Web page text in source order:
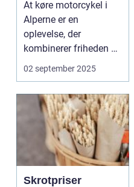
At køre motorcykel i
Alperne er en
oplevelse, der
kombinerer friheden på
to hjul med no...
02 september 2025
Skrotpriser